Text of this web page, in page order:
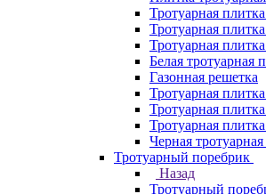
Тротуарная
Тротуарная
Тротуарная
Белая тротуарная
Газонная решетка
Тротуарная
Тротуарная
Тротуарная плитка
Черная
Тротуарный поребрик
Назад
Тротуарный